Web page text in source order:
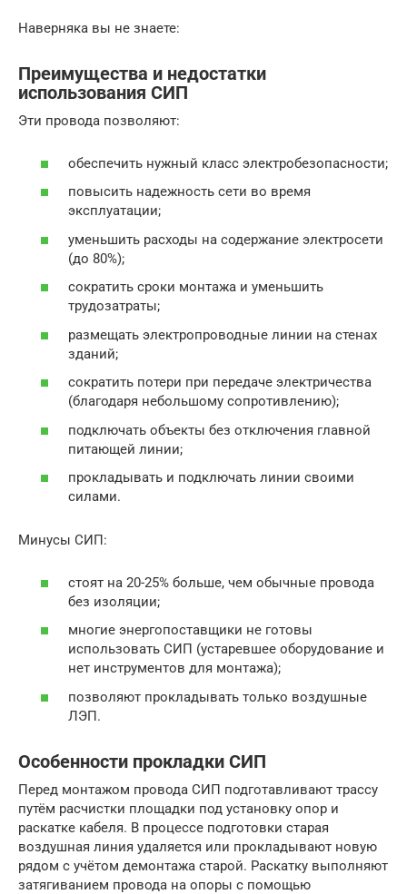
Наверняка вы не знаете:
Преимущества и недостатки
использования СИП
Эти провода позволяют:
обеспечить нужный класс электробезопасности;
повысить надежность сети во время
эксплуатации;
уменьшить расходы на содержание электросети
(до 80%);
сократить сроки монтажа и уменьшить
трудозатраты;
размещать электропроводные линии на стенах
зданий;
сократить потери при передаче электричества
(благодаря небольшому сопротивлению);
подключать объекты без отключения главной
питающей линии;
прокладывать и подключать линии своими
силами.
Минусы СИП:
стоят на 20-25% больше, чем обычные провода
без изоляции;
многие энергопоставщики не готовы
использовать СИП (устаревшее оборудование и
нет инструментов для монтажа);
позволяют прокладывать только воздушные
ЛЭП.
Особенности прокладки СИП
Перед монтажом провода СИП подготавливают трассу
путём расчистки площадки под установку опор и
раскатке кабеля. В процессе подготовки старая
воздушная линия удаляется или прокладывают новую
рядом с учётом демонтажа старой. Раскатку выполняют
затягиванием провода на опоры с помощью